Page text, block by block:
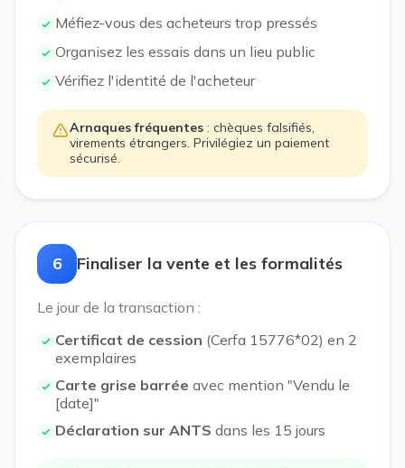
Méfiez-vous des acheteurs trop pressés
Organisez les essais dans un lieu public
Vérifiez l'identité de l'acheteur
Arnaques fréquentes : chèques falsifiés,
virements étrangers. Privilégiez un paiement
sécurisé.
6 Finaliser la vente et les formalités
Le jour de la transaction :
Certificat de cession (Cerfa 15776*02) en 2
exemplaires
Carte grise barrée avec mention "Vendu le
[date]"
Déclaration sur ANTS dans les 15 jours